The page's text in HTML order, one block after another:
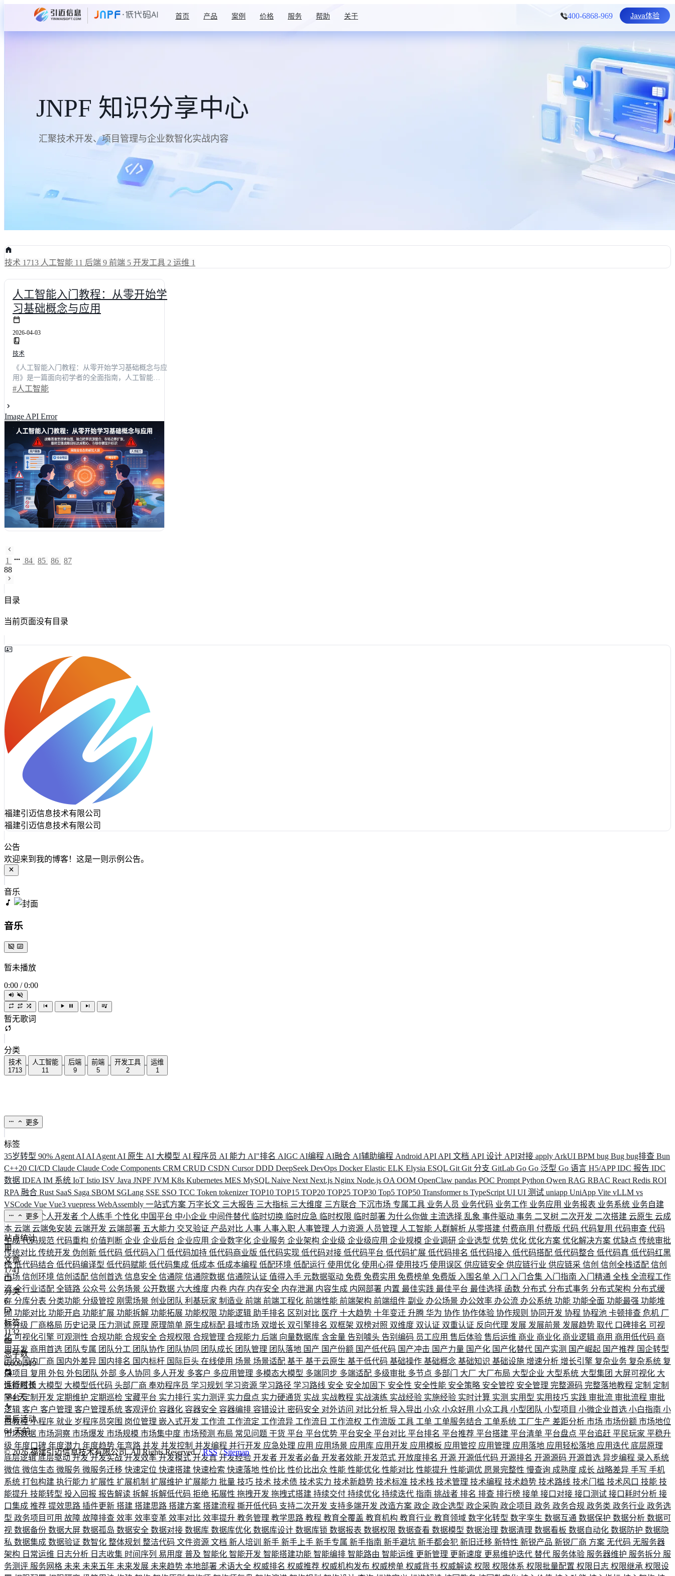
首页 产品 案例 价格 服务 帮助 关于 400-6868-969 Java体验
JNPF 知识分享中心
汇聚技术开发、项目管理与企业数智化实战内容
技术 1713 人工智能 11 后端 9 前端 5 开发工具 2 运维 1
人工智能入门教程：从零开始学
习基础概念与应用
2026-04-03
技术
《人工智能入门教程：从零开始学习基础概念与应
用》是一篇面向初学者的全面指南，人工智能
（AI）作为当前科技发展的核心动力，正深刻改变
理和计算机视觉。通过实际案例分析和代码示例，
帮助读者掌握AI的基本原理与实现方法。文章还探
讨了人工智能在现实中的应用以及伦理与社会影
响，为读者提供未来学习路径的建议。无论你是刚
接触AI的新手，还是希望深入了解该领域的开发
者，都能从中获得有价值的指导。
#人工智能
Image API Error
1 84 85 86 87
88
目录
当前页面没有目录
福建引迈信息技术有限公司
福建引迈信息技术有限公司
公告
欢迎来到我的博客！这是一则示例公告。
音乐
音乐
暂未播放
0:00 / 0:00
暂无歌词
分类
技术
1713
人工智能
11
后端
9
前端
5
开发工具
2
运维
1
更多
标签
35岁转型 90% Agent AI AI Agent AI 原生 AI 大模型 AI 程序员 AI 能力 AI"排名 AIGC AI编程 AI融合 AI辅助编程 Android API API 文档 API 设计 API对接 apply ArkUI BPM bug Bug bug排查 Bun
C++20 CI/CD Claude Claude Code Components CRM CRUD CSDN CursorDDD DeepSeek DevOps DockerElastic ELK Elysia ESQL Git Git 分支 GitLab Go Go 泛型 Go 语言 H5/APPIDC 报告 IDC
数据 IDEA IM 系统 IoT Istio ISV Java JNPF JVM K8s Kubernetes MES MySQL Naive Next Next.js Nginx Node.js OA OOM OpenClaw pandas POC Prompt Python Qwen RAG RBAC React Redis ROI
RPA 融合 Rust SaaS Saga SBOM SGLang SSE SSO TCC Token tokenizerTOP10 TOP15 TOP20 TOP25 TOP30 Top5 TOP50 Transformerts TypeScript UI UI 测试 uniapp UniApp Vite vLLM vs
VSCode Vue Vue3 vuepress WebAssembly 一站式方案 万字长文 三大报告 三大指标 三大维度 三方联合 下沉市场 专属工具 业务人员 业务代码 业务工作 业务应用 业务报表 业务系统 业务自建
业务连续个人开发者 个人练手 个性化 中国平台 中小企业 中间件替代 临时切换 临时应急 临时权限 临时部署 为什么你做 主流选择 乱象 事件驱动 事务 二叉树 二次开发 二次搭建 云原生 云成
本 云端 云端免安装 云端开发 云端部署 五大能力 交叉验证 产品对比 人事 人事入职 人事管理 人力资源 人员管理 人工智能 人群解析 从零搭建 付费商用 付费版 代码 代码复用 代码审查 代码
生成代码规范 代码重构 价值判断 企业 企业后台 企业应用 企业数字化 企业服务 企业架构 企业级 企业级应用 企业规模 企业调研 企业选型 优势 优化 优化方案 优化解决方案 优缺点 传统审批
传统对比 传统开发 伪创新 低代码 低代码入门 低代码加持 低代码商业版 低代码实现 低代码对接 低代码平台 低代码扩展 低代码排名 低代码接入 低代码搭配 低代码整合 低代码真 低代码红黑
榜低代码结合 低代码编译型 低代码赋能 低代码集成 低成本 低成本编程 低配环境 低配运行 使用优化 使用心得 使用技巧 使用误区 供应链安全 供应链行业 供应链采 信创 信创全栈适配 信创
市场 信创环境 信创适配 信创首选 信息安全 信通院 信通院数据 信通院认证 值得入手 元数据驱动 免费 免费实用 免费榜单 免费版 入围名单 入门 入门合集 入门指南 入门精通 全栈 全流程工作
流全行业适配 全链路 公众号 公务场景 公开数据 六大维度 内卷 内存 内存安全 内存泄漏 内容生成 内网部署 内置 最佳实践 最佳平台 最佳选择 函数 分布式 分布式事务 分布式架构 分布式缓
存 分库分表 分类功能 分级管控 刚需场景 创业团队 利基玩家 制造业 前端 前端工程化 前端性能 前端架构 前端组件 副业 办公场景 办公效率 办公流 办公系统 功能 功能全面 功能最强 功能堆
砌 功能对比 功能开启 功能扩展 功能拆解 功能拓展 功能权限 功能逻辑 助手排名 区别对比 医疗 十大趋势 十年变迁 升腾 华为 协作 协作体验 协作规则 协同开发 协程 协程池 卡顿排查 危机 厂
商分级 厂商格局 历史记录 压力测试 原理 原理简单 原生成标配 县域市场 双增长 双引擎排名 双框架 双榜对照 双维度 双认证 双重认证 反向代理 发展 发展前景 发展趋势 取代 口碑排名 可视
化可视化引擎 可观测性 合规功能 合规安全 合规权限 合规管理 合规能力 后端 向量数据库 含金量 告别噱头 告别编码 员工应用 售后体验 售后运维 商业 商业化 商业逻辑 商用 商用低代码 商
用开发 商用首选 团队专属 团队分工 团队协作 团队协同 团队成长 团队管理 团队落地 国产 国产份额 国产低代码 国产冲击 国产力量 国产化 国产化替代 国产实测 国产崛起 国产推荐 国企转型
国内国内厂商 国内外差异 国内排名 国内标杆 国际巨头 在线使用 场景 场景适配 基于 基于云原生 基于低代码 基础操作 基础概念 基础知识 基础设施 增速分析 增长引擎 复杂业务 复杂系统 复
杂项目 复用 外包 外包团队 外部 多人协同 多人开发 多客户 多应用管理 多模态大模型 多端同步 多端适配 多级审批 多节点 多部门 大厂 大厂布局 大型企业 大型系统 大型集团 大屏可视化 大
性能瓶颈 大模型 大模型低代码 头部厂商 奉劝程序员 学习规划 学习资源 学习路径 学习路线 安全 安全加固下 安全性 安全性能 安全策略 安全管控 安全管理 完整源码 完整落地教程 定制 定制
平台定制开发 定期维护 定期巡检 宝藏平台 实力排行 实力测评 实力盘点 实力硬通货 实战 实战教程 实战演练 实战经验 实施经验 实时计算 实测 实用型 实用技巧 实践 审批流 审批流程 审批
逻辑 客户 客户管理 客户管理系统 客观评价 容器化 容器安全 容器编排 容错设计 密码安全 对外访问 对比分析 导入导出 小众 小众好用 小众工具 小型团队 小型项目 小微企业首选 小白指南 小
白教程小程序 就业 岁程序员突围 岗位管理 嵌入式开发 工作流 工作流定 工作流异 工作流日 工作流权 工作流版 工具 工单 工单服务结合 工单系统 工厂生产 差距分析 市场 市场份额 市场地位
市场数据 市场洞察 市场爆发 市场规模 市场集中度 市场预测 布局 常见问题 干货 平台 平台优势 平台安全 平台对比 平台排名 平台推荐 平台搭建 平台清单 平台盘点 平台追赶 平民玩家 平稳升
级 年度口碑 年度潜力 年度趋势 年弯路 并发 并发控制 并发编程 并行开发 应急处理 应用 应用场景 应用库 应用开发 应用模板 应用管控 应用管理 应用落地 应用轻松落地 应用迭代 底层原理
底层逻辑底层驱动开发开发实战开发效率开发模式开发真开发经验 开发者 开发者必备 开发者效能 开发范式 开放度排名 开源 开源低代码 开源排名 开源源码 开源首选 异步编程 录入系统
微信 微信生态 微服务 微服务迁移 快速定位 快速搭建 快速检索 快速落地 性价比 性价比出众 性能 性能优化 性能对比 性能提升 性能调优 愿景完整性 慢查询 成熟度 成长 战略差异 手写 手机
系统 打包构建 执行能力 扩展性 扩展机制 扩展维护 扩展能力 批量 技巧 技术 技术债 技术实力 技术新趋势 技术标准 技术栈 技术管理 技术编程 技术趋势 技术路线 技术门槛 技术风口 技能 技
能提升 技能转型 投入回报 报告解读 拆解 拆解低代码 拒绝 拓展性 拖拽开发 拖拽式搭建 持续交付 持续优化 持续迭代 指南 挑战者 排名 排查 排行榜 接单 接口对接 接口测试 接口耗时分析 接
口集成 推荐 提效思路 插件更新 搭建 搭建思路 搭建方案 搭建流程 撕开低代码 支持二次开发 支持多端开发 改造方案 政企 政企选型 政企采购 政企项目 政务 政务合规 政务类 政务行业 政务选
型 政务项目可用 故障 故障排查 效率 效率变革 效率对比 效率提升 教务管理 教学思路 教程 教育全覆盖 教育机构 教育行业 教育领域 数字化转型 数字孪生 数据互通 数据保护 数据分析 数据可
视 数据备份 数据大屏 数据孤岛 数据安全 数据对接 数据库 数据库优化 数据库设计 数据库锁 数据报表 数据权限 数据查看 数据模型 数据治理 数据清理 数据看板 数据自动化 数据防护 数据隐
私 数据集成 数据验证 数智化 整体规划 整洁代码 文件资源 文档 新人培训 新手 新手上手 新手专属 新手指南 新手避坑 新手都会犯 新旧迁移 新特性 新锐产品 新锐厂商 方案 无代码 无服务器
架构 日常运维 日志分析 日志收集 时间序列 易用度 普及 智能化 智能开发 智能搭建功能 智能编排 智能路由 智能运维 更新管理 更新速度 更易维护迭代 替代 服务体验 服务器维护 服务拆分 服
务测评 服务网格 未来 未来五年 未来发展 未来趋势 本地部署 术语大全 权威排名 权威推荐 权威机构发布 权威榜单 权威背书 权威解读 权限 权限体系 权限批量配置 权限日志 权限继承 权限设
更多
站点统计
文章
1741
分类
6
标签
1132
总字数
6,609,519
运行时长
584 天
最后活动
64 天前
©2026福建引迈信息技术有限公司. All Rights Reserved. /RSS/Sitemap